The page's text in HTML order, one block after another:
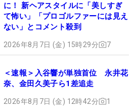
に！ 新ヘアスタイルに「美しすぎ
て怖い」「プロゴルファーには見え
ない」とコメント殺到
2026年8月7日 (金) 15時29分 7
＜速報＞入谷響が単独首位 永井花
奈、金田久美子ら1差追走
2026年8月7日 (金) 12時42分 1